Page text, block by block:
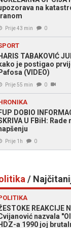
na
Prije 43 min 0
TABAKOVIĆ
je postigao
(VIDEO)
Prije 55 min 0
DOBIO
U FBiH:
Prije 1h 0
/
REAKCIJE
nazvala
a 1990 joj